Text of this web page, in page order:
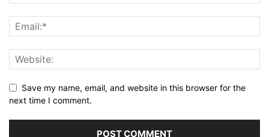
Save my name, email, and website in this browser for the
next time I comment.